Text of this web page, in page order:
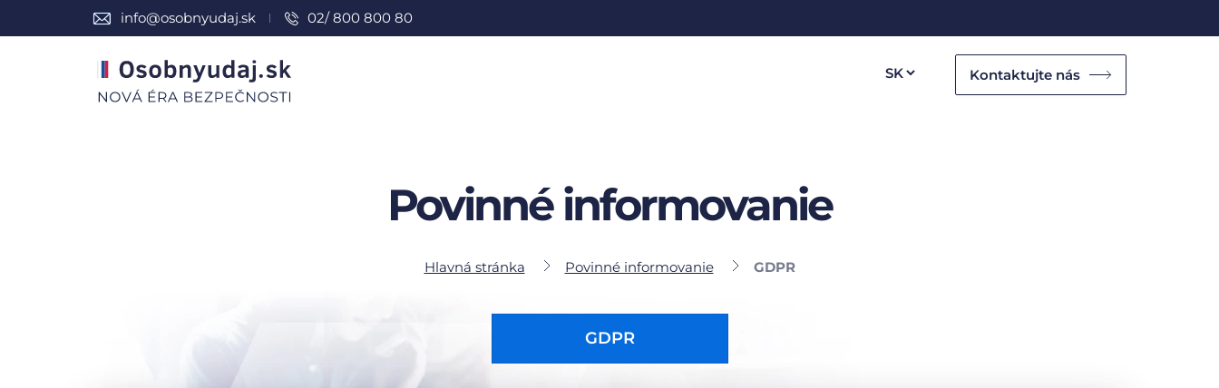
info@osobnyudaj.sk 02/ 800 800 80
Kontaktujte nás
Povinné informovanie
Hlavná stránka Povinné informovanie GDPR
GDPR